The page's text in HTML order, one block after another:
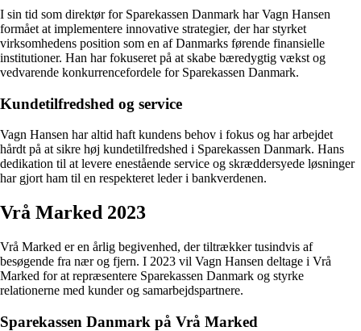
I sin tid som direktør for Sparekassen Danmark har Vagn Hansen
formået at implementere innovative strategier, der har styrket
virksomhedens position som en af Danmarks førende finansielle
institutioner. Han har fokuseret på at skabe bæredygtig vækst og
vedvarende konkurrencefordele for Sparekassen Danmark.
Kundetilfredshed og service
Vagn Hansen har altid haft kundens behov i fokus og har arbejdet
hårdt på at sikre høj kundetilfredshed i Sparekassen Danmark. Hans
dedikation til at levere enestående service og skræddersyede løsninger
har gjort ham til en respekteret leder i bankverdenen.
Vrå Marked 2023
Vrå Marked er en årlig begivenhed, der tiltrækker tusindvis af
besøgende fra nær og fjern. I 2023 vil Vagn Hansen deltage i Vrå
Marked for at repræsentere Sparekassen Danmark og styrke
relationerne med kunder og samarbejdspartnere.
Sparekassen Danmark på Vrå Marked